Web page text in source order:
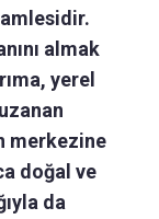
almak
yerel
merkezine
doğal ve
da